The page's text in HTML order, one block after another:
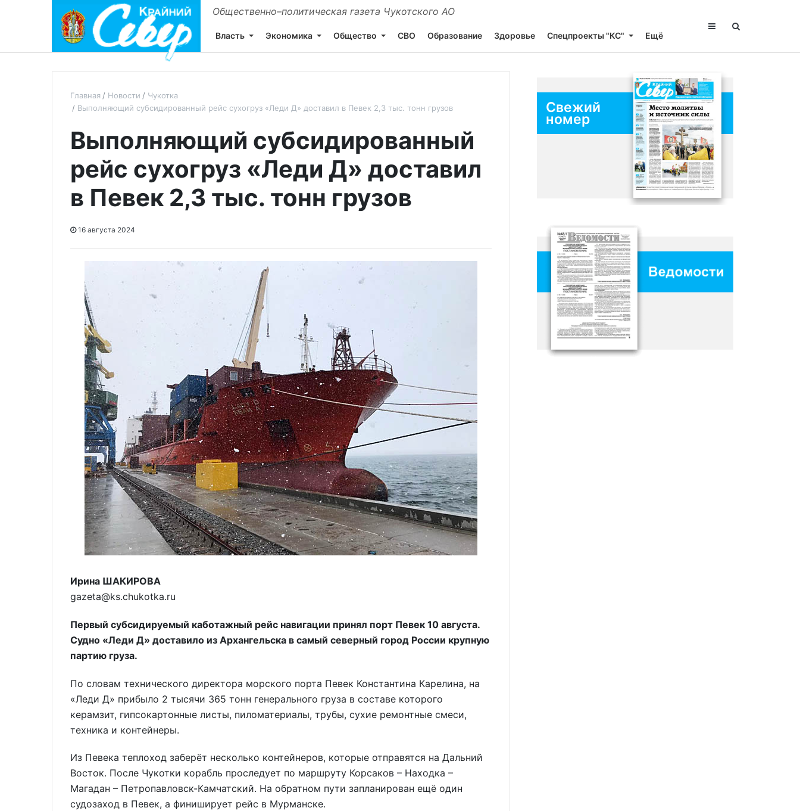
Общественно–политическая газета Чукотского АО
Власть Экономика Общество СВО Образование Здоровье Спецпроекты "КС" Ещё
Главная Новости
Чукотка
Выполняющий субсидированный рейс сухогруз «Леди Д» доставил в Певек 2,3 тыс. тонн грузов
Выполняющий субсидированный
рейс сухогруз «Леди Д» доставил
в Певек 2,3 тыс. тонн грузов
16 августа 2024
Ирина ШАКИРОВА
gazeta@ks.chukotka.ru
Первый субсидируемый каботажный рейс навигации принял порт Певек 10 августа.
Судно «Леди Д» доставило из Архангельска в самый северный город России крупную
партию груза.
По словам технического директора морского порта Певек Константина Карелина, на
«Леди Д» прибыло 2 тысячи 365 тонн генерального груза в составе которого
керамзит, гипсокартонные листы, пиломатериалы, трубы, сухие ремонтные смеси,
техника и контейнеры.
Из Певека теплоход заберёт несколько контейнеров, которые отправятся на Дальний
Восток. После Чукотки корабль проследует по маршруту Корсаков – Находка –
Магадан – Петропавловск-Камчатский. На обратном пути запланирован ещё один
судозаход в Певек, а финиширует рейс в Мурманске.
Свежий
номер